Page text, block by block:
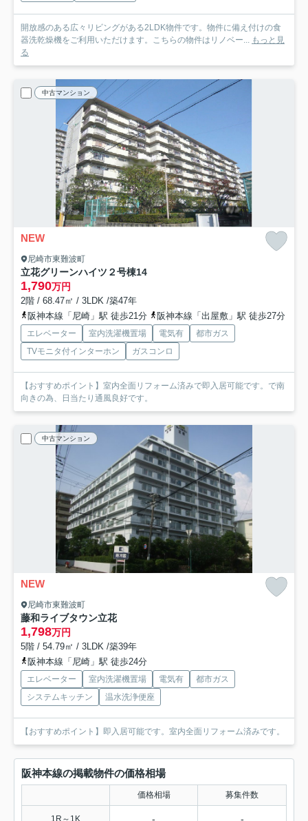
開放感のある広々リビングがある2LDK物件です。物件に備え付けの食
器洗乾燥機をご利用いただけます。こちらの物件はリノベー...
もっと見
る
中古マンション
NEW
尼崎市東難波町
立花グリーンハイツ２号棟14
1,790万円
2階 / 68.47㎡ / 3LDK /築47年
阪神本線「尼崎」駅 徒歩21分
阪神本線「出屋敷」駅 徒歩27分
エレベーター 室内洗濯機置場 電気有
都市ガス
TVモニタ付インターホン
ガスコンロ
【おすすめポイント】室内全面リフォーム済みで即入居可能です。で南
向きの為、日当たり通風良好です。
中古マンション
NEW
尼崎市東難波町
藤和ライブタウン立花
1,798万円
5階 / 54.79㎡ / 3LDK /築39年
阪神本線「尼崎」駅 徒歩24分
エレベーター 室内洗濯機置場 電気有
都市ガス
システムキッチン
温水洗浄便座
【おすすめポイント】即入居可能です。室内全面リフォーム済みです。
阪神本線の掲載物件の価格相場
価格相場 募集件数
1R～1K